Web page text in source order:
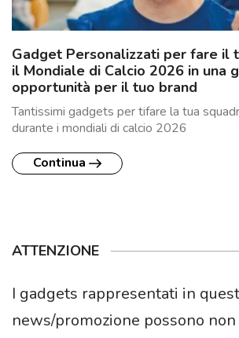
Gadget Personalizzati per fare il
il Mondiale di Calcio 2026 in una
opportunità per il tuo brand
Tantissimi gadgets per tifare la tua
durante i mondiali di calcio 2026
Continua
ATTENZIONE
I gadgets rappresentati in
news/promozione possono